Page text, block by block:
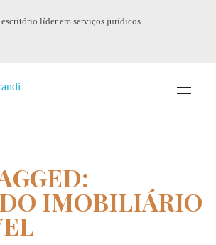
líder em serviços jurídicos
IMOBILIÁRIO